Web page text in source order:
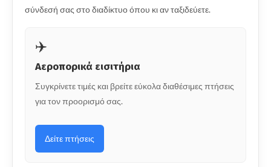
σύνδεσή σας στο διαδίκτυο όπου κι αν ταξιδεύετε.
✈️
Αεροπορικά εισιτήρια
Συγκρίνετε τιμές και βρείτε εύκολα διαθέσιμες πτήσεις
για τον προορισμό σας.
Δείτε πτήσεις